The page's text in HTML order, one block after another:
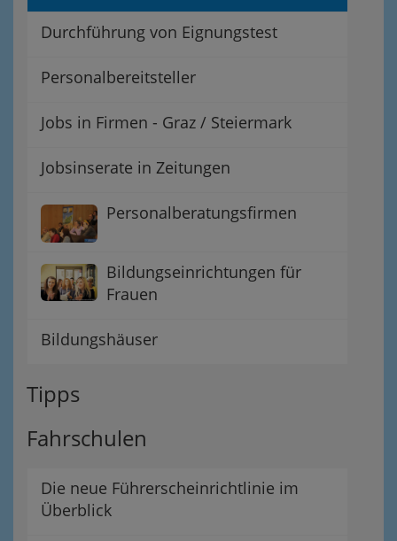
Durchführung von Eignungstest
Personalbereitsteller
Jobs in Firmen - Graz / Steiermark
Jobsinserate in Zeitungen
Personalberatungsfirmen
Bildungseinrichtungen für
Frauen
Bildungshäuser
Tipps
Fahrschulen
Die neue Führerscheinrichtlinie im
Überblick